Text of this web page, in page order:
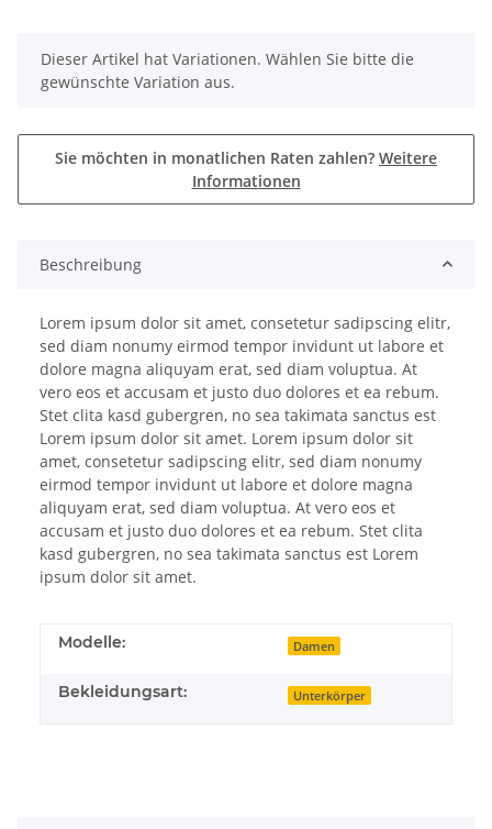
x
Dieser Artikel hat Variationen. Wählen Sie bitte die
gewünschte Variation aus.
Sie möchten in monatlichen Raten zahlen? Weitere
Informationen
Beschreibung
Lorem ipsum dolor sit amet, consetetur sadipscing elitr,
sed diam nonumy eirmod tempor invidunt ut labore et
dolore magna aliquyam erat, sed diam voluptua. At
vero eos et accusam et justo duo dolores et ea rebum.
Stet clita kasd gubergren, no sea takimata sanctus est
Lorem ipsum dolor sit amet. Lorem ipsum dolor sit
amet, consetetur sadipscing elitr, sed diam nonumy
eirmod tempor invidunt ut labore et dolore magna
aliquyam erat, sed diam voluptua. At vero eos et
accusam et justo duo dolores et ea rebum. Stet clita
kasd gubergren, no sea takimata sanctus est Lorem
ipsum dolor sit amet.
Modelle: Damen
Bekleidungsart: Unterkörper